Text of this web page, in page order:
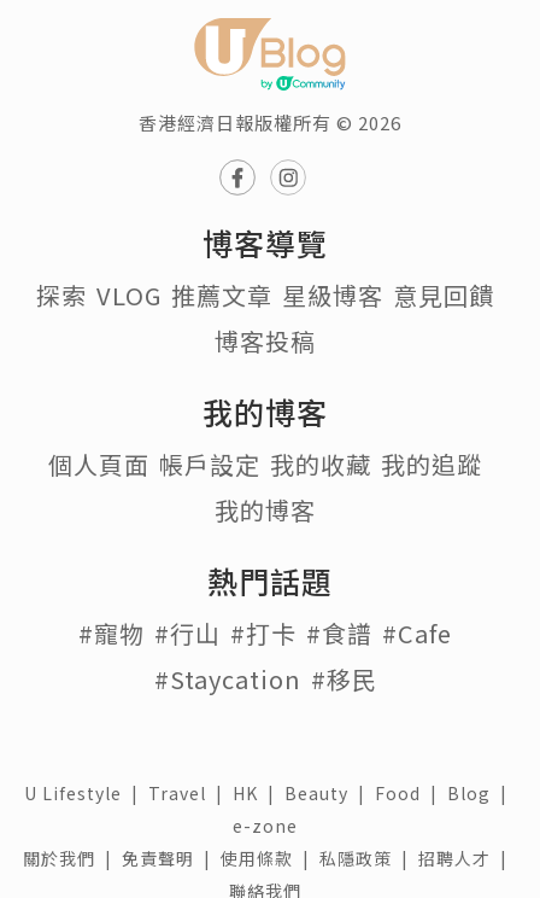
香港經濟日報版權所有 © 2026
博客導覽
探索 VLOG 推薦文章 星級博客 意見回饋
博客投稿
我的博客
個人頁面 帳戶設定 我的收藏 我的追蹤
我的博客
熱門話題
#寵物 #行山 #打卡 #食譜 #Cafe
#Staycation #移民
U Lifestyle | Travel | HK | Beauty | Food | Blog |
e-zone
關於我們 | 免責聲明 | 使用條款 | 私隱政策 | 招聘人才 |
聯絡我們